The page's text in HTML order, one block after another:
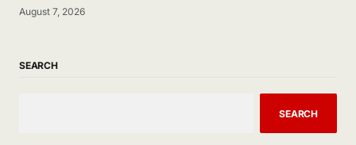
August 7, 2026
SEARCH
SEARCH